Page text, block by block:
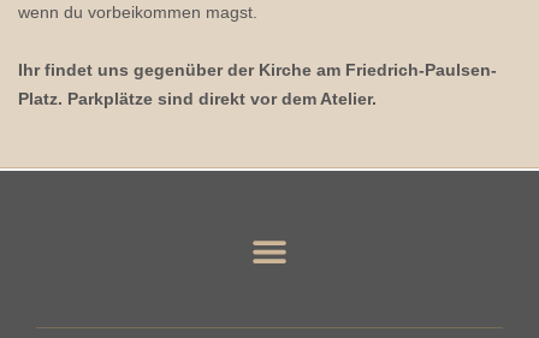
wenn du vorbeikommen magst.
Ihr findet uns gegenüber der Kirche am Friedrich-Paulsen-
Platz. Parkplätze sind direkt vor dem Atelier.